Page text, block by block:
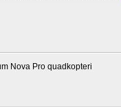
Nova Pro quadkopteri